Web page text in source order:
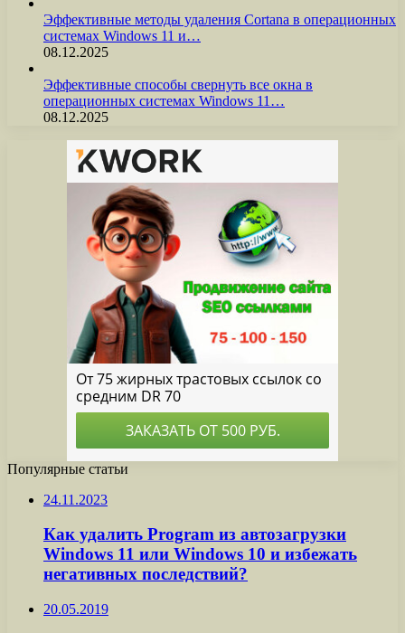
Эффективные методы удаления Cortana в операционных
системах Windows 11 и…
08.12.2025
Эффективные способы свернуть все окна в
операционных системах Windows 11…
08.12.2025
Популярные статьи
24.11.2023
Как удалить Program из автозагрузки
Windows 11 или Windows 10 и избежать
негативных последствий?
20.05.2019